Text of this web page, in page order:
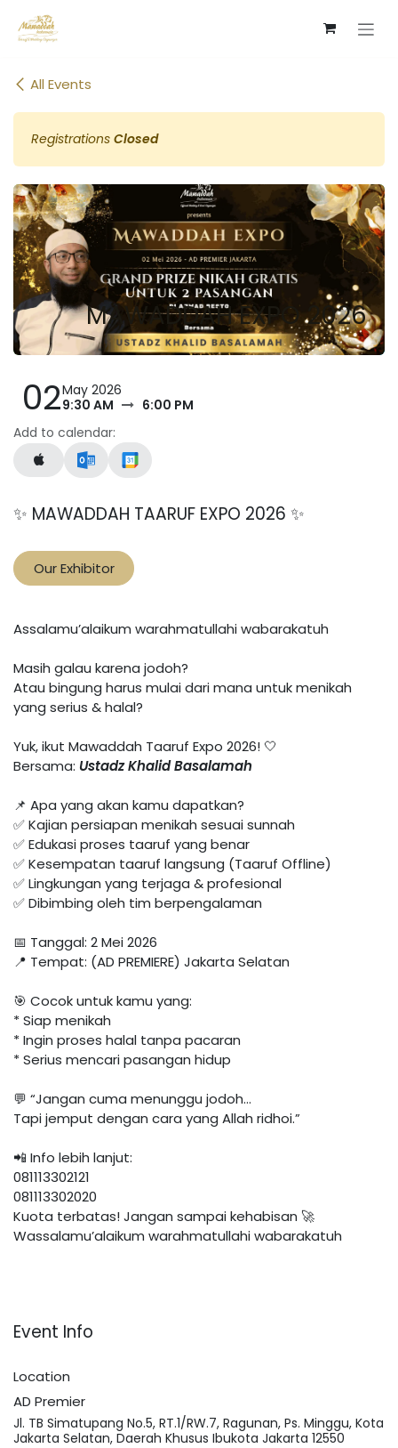
All Events
Registrations Closed
MAWADDAH EXPO 2026
02May 2026
9:30 AM
6:00 PM
Add to calendar:
✨ MAWADDAH TAARUF EXPO 2026 ✨
Our Exhibitor
Assalamu’alaikum warahmatullahi wabarakatuh
Masih galau karena jodoh?
Atau bingung harus mulai dari mana untuk menikah
yang serius & halal?
Yuk, ikut Mawaddah Taaruf Expo 2026! 🤍
Bersama: Ustadz Khalid Basalamah
📌 Apa yang akan kamu dapatkan?
✅ Kajian persiapan menikah sesuai sunnah
✅ Edukasi proses taaruf yang benar
✅ Kesempatan taaruf langsung (Taaruf Offline)
✅ Lingkungan yang terjaga & profesional
✅ Dibimbing oleh tim berpengalaman
📅 Tanggal: 2 Mei 2026
📍 Tempat: (AD PREMIERE) Jakarta Selatan
🎯 Cocok untuk kamu yang:
* Siap menikah
* Ingin proses halal tanpa pacaran
* Serius mencari pasangan hidup
💬 “Jangan cuma menunggu jodoh…
Tapi jemput dengan cara yang Allah ridhoi.”
📲 Info lebih lanjut:
081113302121
081113302020
Kuota terbatas! Jangan sampai kehabisan 🚀
Wassalamu’alaikum warahmatullahi wabarakatuh
Event Info
Location
AD Premier
Jl. TB Simatupang No.5, RT.1/RW.7, Ragunan, Ps. Minggu, Kota
Jakarta Selatan, Daerah Khusus Ibukota Jakarta 12550